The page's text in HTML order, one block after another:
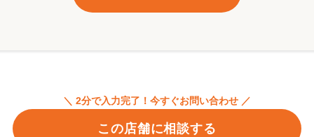
＼ 2分で入力完了！今すぐお問い合わせ ／
この店舗に相談する